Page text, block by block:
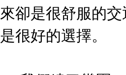
來卻是很舒服的
是很好的選擇。